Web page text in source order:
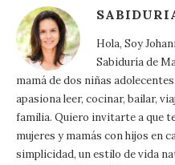
Hola, Soy
Sabiduría de
mamá de dos niñas
apasiona leer, cocinar, bailar,
familia. Quiero invitarte a que
mujeres y mamás con hijos en
simplicidad, un estilo de vida